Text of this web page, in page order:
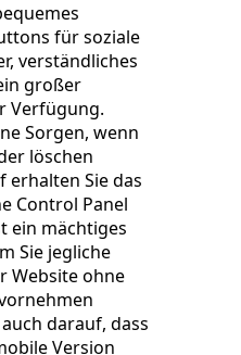
für soziale
verständliches
großer
Verfügung.
Sorgen, wenn
löschen
erhalten Sie das
Control Panel
ein mächtiges
Sie jegliche
Website ohne
darauf, dass
Version